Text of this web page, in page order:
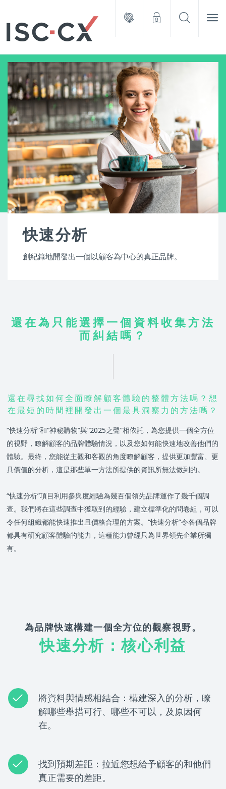
快速分析
創紀錄地開發出一個以顧客為中心的真正品牌。
還在為只能選擇一個資料收集方法
而糾結嗎？
還在尋找如何全面瞭解顧客體驗的整體方法嗎？想
在最短的時間裡開發出一個最具洞察力的方法嗎？
“快速分析”和“神秘購物”與“2025之聲”相依託，為您提供一個全方位
的視野，瞭解顧客的品牌體驗情況，以及您如何能快速地改善他們的
體驗。最終，您能從主觀和客觀的角度瞭解顧客，提供更加豐富、更
具價值的分析，這是那些單一方法所提供的資訊所無法做到的。
“快速分析”項目利用參與度經驗為幾百個領先品牌運作了幾千個調
查。我們將在這些調查中獲取到的經驗，建立標準化的問卷組，可以
令任何組織都能快速推出且價格合理的方案。“快速分析”令各個品牌
都具有研究顧客體驗的能力，這種能力曾經只為世界領先企業所獨
有。
為品牌快速構建一個全方位的觀察視野。
快速分析：核心利益
將資料與情感相結合：構建深入的分析，瞭
解哪些舉措可行、哪些不可以，及原因何
在。
找到預期差距：拉近您想給予顧客的和他們
真正需要的差距。